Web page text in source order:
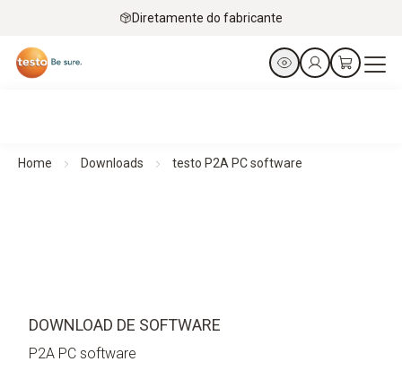
Diretamente do fabricante
Home Downloads testo P2A PC software
DOWNLOAD DE SOFTWARE
P2A PC software